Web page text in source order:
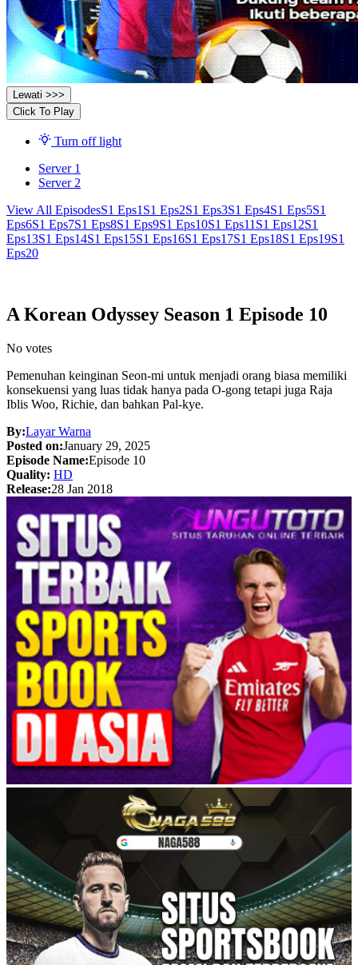
Lewati >>>
Click To Play
Turn off light
Server 1
Server 2
View All EpisodesS1 Eps1 S1 Eps2S1 Eps3S1 Eps4S1 Eps5S1
Eps6S1 Eps7S1 Eps8S1 Eps9S1 Eps10S1 Eps11 S1 Eps12S1
Eps13S1 Eps14S1 Eps15S1 Eps16S1 Eps17S1 Eps18S1 Eps19S1
Eps20
A Korean Odyssey Season 1 Episode 10
No votes
Pemenuhan keinginan Seon-mi untuk menjadi orang biasa memiliki
konsekuensi yang luas tidak hanya pada O-gong tetapi juga Raja
Iblis Woo, Richie, dan bahkan Pal-kye.
By:Layar Warna
Posted on:January 29, 2025
Episode Name:Episode 10
Quality: HD
Release:28 Jan 2018